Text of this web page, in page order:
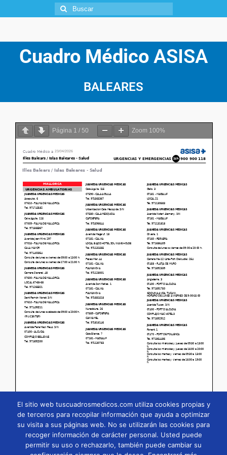
Cuadro Médico ASISA
BALEARES
Página 1 / 50 Zoom 100%
Página1/50 Zoom100%
El sitio web tuscuadrosmedicos.com utiliza cookies propias y
de terceros para recopilar información que ayuda a optimizar
su visita a sus páginas web. No se utilizarán las cookies para
recoger información de carácter personal. Usted puede
permitir su uso o rechazarlo, también puede cambiar su